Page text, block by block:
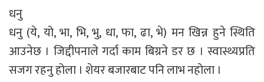
धनु
धनु (ये, यो, भा, भि, भु, धा, फा, ढा, भे) मन खिन्न हुने स्थिति
आउनेछ । जिद्दीपनाले गर्दा काम बिग्रने डर छ । स्वास्थ्यप्रति
सजग रहनु होला । शेयर बजारबाट पनि लाभ नहोला ।